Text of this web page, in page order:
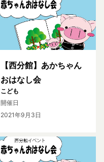
【西分館】あかちゃん
おはなし会
こども
開催日
2021年9月3日